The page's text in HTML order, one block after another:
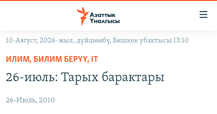
Навигацияга
өтүңүз
салыңыз
САЯСАТ
ДҮЙНӨ
УКРАИНА
10-Август, 2026-жыл, дүйшөмбү, Бишкек убактысы 13:10
ИЛИМ, БИЛИМ БЕРҮҮ, IT
26-июль: Тарых барактары
26-Июль, 2010